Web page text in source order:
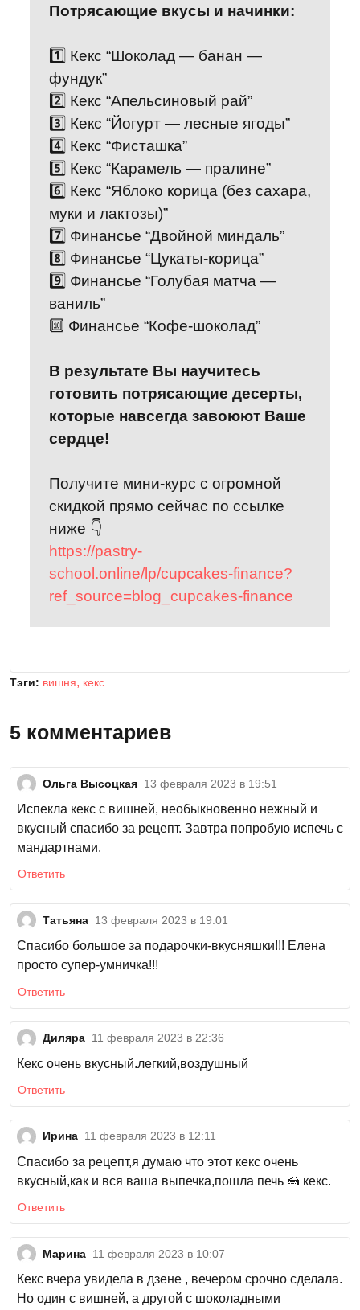
Потрясающие вкусы и начинки:
1️⃣ Кекс “Шоколад — банан —
фундук”
2️⃣ Кекс “Апельсиновый рай”
3️⃣ Кекс “Йогурт — лесные ягоды”
4️⃣ Кекс “Фисташка”
5️⃣ Кекс “Карамель — пралине”
6️⃣ Кекс “Яблоко корица (без сахара,
муки и лактозы)”
7️⃣ Финансье “Двойной миндаль”
8️⃣ Финансье “Цукаты-корица”
9️⃣ Финансье “Голубая матча —
ваниль”
🔟 Финансье “Кофе-шоколад”
В результате Вы научитесь
готовить потрясающие десерты,
которые навсегда завоюют Ваше
сердце!
Получите мини-курс с огромной
скидкой прямо сейчас по ссылке
ниже 👇
https://pastry-
school.online/lp/cupcakes-finance?
ref_source=blog_cupcakes-finance
Тэги: вишня кекс
5 комментариев
Ольга Высоцкая 13 февраля 2023 в 19:51
Испекла кекс с вишней, необыкновенно нежный и
вкусный спасибо за рецепт. Завтра попробую испечь с
мандартнами.
Ответить
Татьяна 13 февраля 2023 в 19:01
Спасибо большое за подарочки-вкусняшки!!! Елена
просто супер-умничка!!!
Ответить
Диляра 11 февраля 2023 в 22:36
Кекс очень вкусный.легкий,воздушный
Ответить
Ирина 11 февраля 2023 в 12:11
Спасибо за рецепт,я думаю что этот кекс очень
вкусный,как и вся ваша выпечка,пошла печь 🍰 кекс.
Ответить
Марина 11 февраля 2023 в 10:07
Кекс вчера увидела в дзене , вечером срочно сделала.
Но один с вишней, а другой с шоколадными